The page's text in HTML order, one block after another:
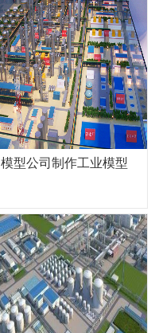
模型公司制作工业模型